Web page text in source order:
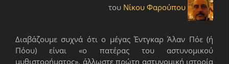
του Νίκου Φαρούπου
Διαβάζουμε συχνά ότι ο μέγας Έντγκαρ Άλαν Πόε (ή
Πόου) είναι «ο πατέρας του αστυνομικού
μυθιστορήματος», άλλωστε πρώτη αστυνομική ιστορία